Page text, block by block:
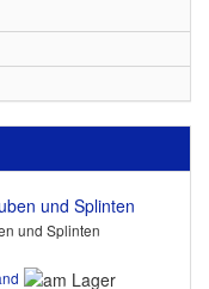
und Splinten